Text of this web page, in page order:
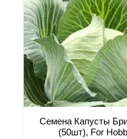
Семена Капусты
(50шт), For